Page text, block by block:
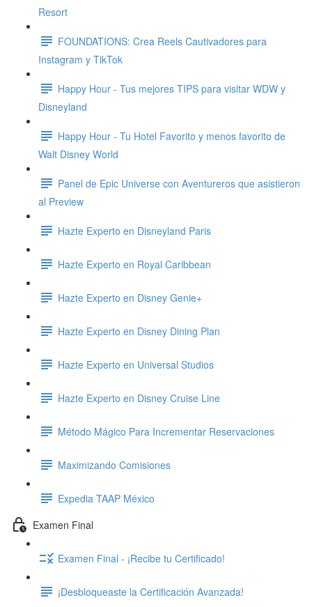
Resort
FOUNDATIONS: Crea Reels Cautivadores para
Instagram y TikTok
Happy Hour - Tus mejores TIPS para visitar WDW y
Disneyland
Happy Hour - Tu Hotel Favorito y menos favorito de
Walt Disney World
Panel de Epic Universe con Aventureros que asistieron
al Preview
Hazte Experto en Disneyland Paris
Hazte Experto en Royal Caribbean
Hazte Experto en Disney Genie+
Hazte Experto en Disney Dining Plan
Hazte Experto en Universal Studios
Hazte Experto en Disney Cruise Line
Método Mágico Para Incrementar Reservaciones
Maximizando Comisiones
Expedia TAAP México
Examen Final
Examen Final - ¡Recibe tu Certificado!
¡Desbloqueaste la Certificación Avanzada!